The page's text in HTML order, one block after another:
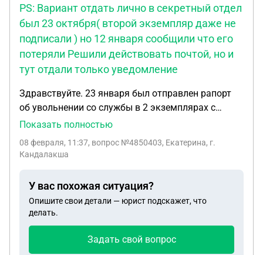
PS: Вариант отдать лично в секретный отдел
был 23 октября( второй экземпляр даже не
подписали ) но 12 января сообщили что его
потеряли Решили действовать почтой, но и
тут отдали только уведомление
Здравствуйте. 23 января был отправлен рапорт
об увольнении со службы в 2 экземплярах с
приложением всех документов и описью и
рапорте прописано что просим вернуть
нам вернули только почтовое уведомление о
получении письма с документами , подписанного
2 рапорта так и нет. Прошло больше 10 суток. В
течении какого времени должен вернуться
подписанный 2 экземпляр рапорта . И может ли
Показать полностью
08 февраля, 11:37, вопрос №4850403, Екатерина, г.
Кандалакша
У вас похожая ситуация?
Опишите свои детали — юрист подскажет, что
делать.
Задать свой вопрос